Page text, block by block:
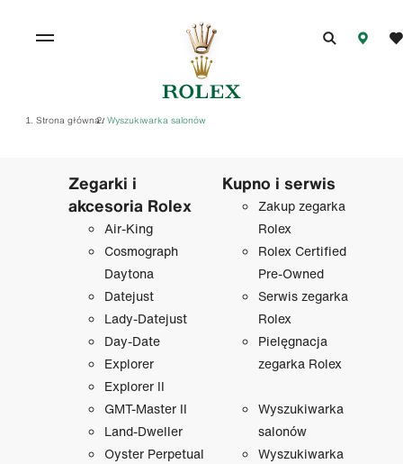
Strona główna/ Wyszukiwarka salonów
Zegarki i
akcesoria Rolex
Air-King
Cosmograph
Daytona
Datejust
Lady-Datejust
Day-Date
Explorer
Explorer II
GMT-Master II
Land-Dweller
Oyster Perpetual
Kupno i serwis
Zakup zegarka
Rolex
Rolex Certified
Pre-Owned
Serwis zegarka
Rolex
Pielęgnacja
zegarka Rolex
Wyszukiwarka
salonów
Wyszukiwarka